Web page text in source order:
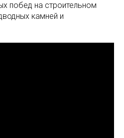
побед на строительном
камней и